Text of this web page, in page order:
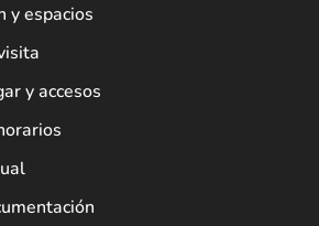
y espacios
y accesos